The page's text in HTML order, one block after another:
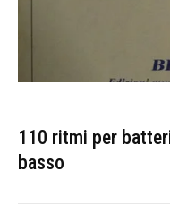
110 ritmi per
basso